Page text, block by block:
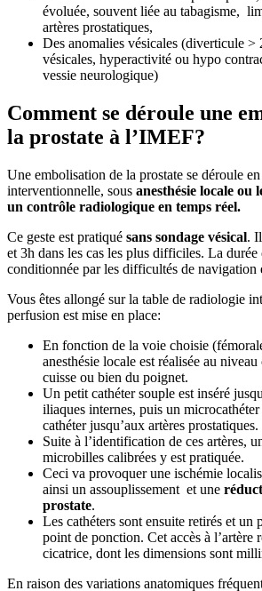
évoluée, souvent liée au tabagisme,
artères prostatiques,
Des anomalies vésicales (diverticule >
vésicales, hyperactivité ou hypo
vessie neurologique)
Comment se déroule une
la prostate à l’IMEF?
Une embolisation de la prostate se déroule
interventionnelle, sous anesthésie locale ou
un contrôle radiologique en temps réel.
Ce geste est pratiqué sans sondage vésical.
et 3h dans les cas les plus difficiles. La durée
conditionnée par les difficultés de navigation
Vous êtes allongé sur la table de radiologie
perfusion est mise en place:
En fonction de la voie choisie
anesthésie locale est réalisée au
cuisse ou bien du poignet.
Un petit cathéter souple est inséré
iliaques internes, puis un
cathéter jusqu’aux artères prostatiques.
Suite à l’identification de ces artères,
microbilles calibrées y est pratiquée.
Ceci va provoquer une ischémie
ainsi un assouplissement et une
prostate.
Les cathéters sont ensuite retirés et un
point de ponction. Cet accès à l’artère
cicatrice, dont les dimensions sont
En raison des variations anatomiques